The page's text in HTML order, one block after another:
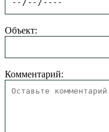
Объект:
Комментарий: